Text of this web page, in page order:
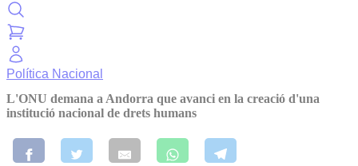
Política Nacional
L'ONU demana a Andorra que avanci en la creació d'una
institució nacional de drets humans